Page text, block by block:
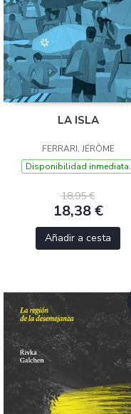
LA ISLA
FERRARI, JÉRÔME
Disponibilidad inmediata.
18,95 €
18,38 €
Añadir a cesta